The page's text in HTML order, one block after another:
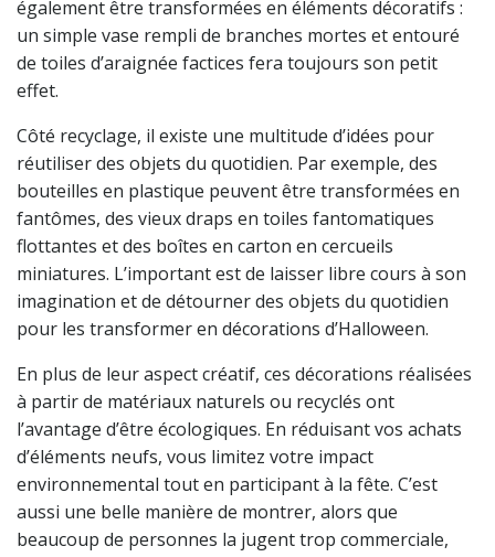
également être transformées en éléments décoratifs :
un simple vase rempli de branches mortes et entouré
de toiles d’araignée factices fera toujours son petit
effet.
Côté recyclage, il existe une multitude d’idées pour
réutiliser des objets du quotidien. Par exemple, des
bouteilles en plastique peuvent être transformées en
fantômes, des vieux draps en toiles fantomatiques
flottantes et des boîtes en carton en cercueils
miniatures. L’important est de laisser libre cours à son
imagination et de détourner des objets du quotidien
pour les transformer en décorations d’Halloween.
En plus de leur aspect créatif, ces décorations réalisées
à partir de matériaux naturels ou recyclés ont
l’avantage d’être écologiques. En réduisant vos achats
d’éléments neufs, vous limitez votre impact
environnemental tout en participant à la fête. C’est
aussi une belle manière de montrer, alors que
beaucoup de personnes la jugent trop commerciale,